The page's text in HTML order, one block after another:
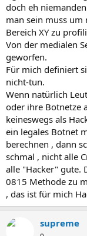
doch eh
man sein muss um
Bereich XY zu
Von der medialen
geworfen.
Für mich definiert
nicht-tun.
Wenn natürlich
oder ihre Botnetze
keineswegs als
ein legales Botnet
berechnen , dann
schmal , nicht alle
alle "Hacker" gute.
0815 Methode zu
, das ist für mich
supreme